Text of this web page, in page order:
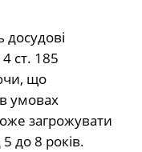
досудові
ст. 185
що
умовах
загрожувати
до 8 років.